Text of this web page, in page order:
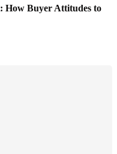
How Buyer Attitudes to